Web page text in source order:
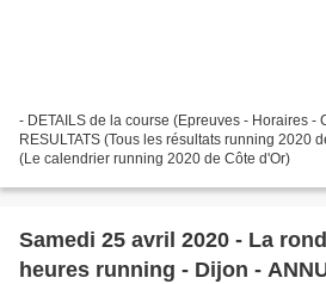
- DETAILS de la course (Epreuves - Horaires -
RESULTATS (Tous les résultats running 2020
(Le calendrier running 2020 de Côte d'Or)
Samedi 25 avril 2020 - La
heures running - Dijon -